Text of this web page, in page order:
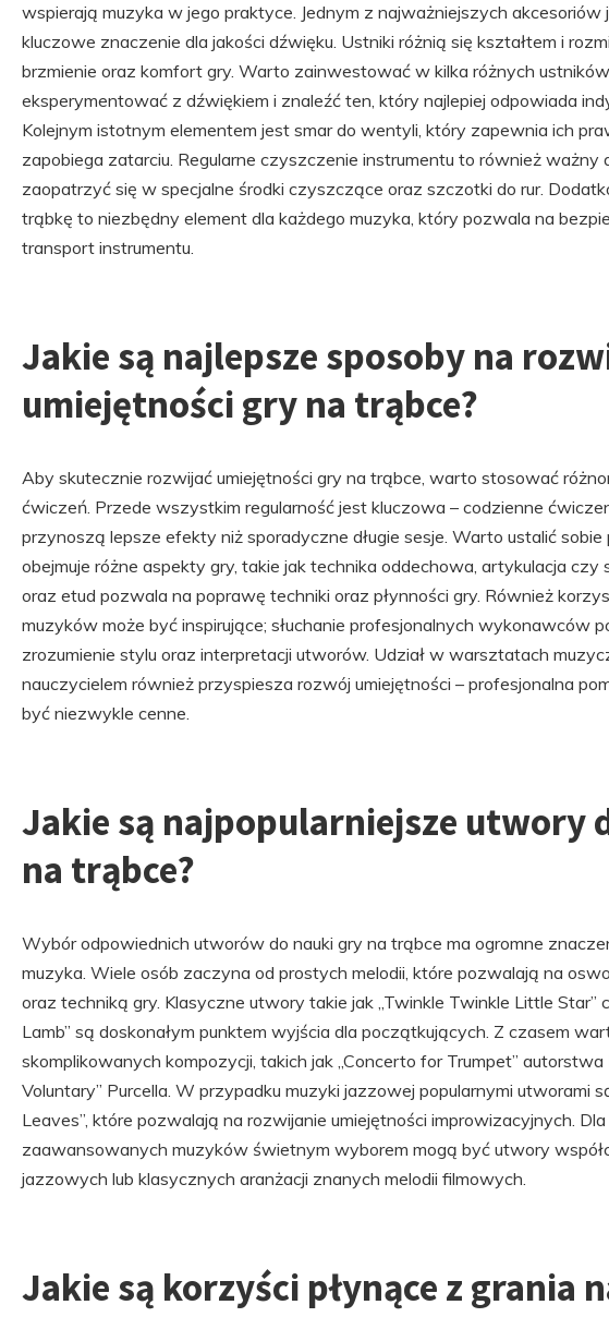
wspierają muzyka w jego praktyce. Jednym z najważniejszych akcesoriów
kluczowe znaczenie dla jakości dźwięku. Ustniki różnią się kształtem i
brzmienie oraz komfort gry. Warto zainwestować w kilka różnych
eksperymentować z dźwiękiem i znaleźć ten, który najlepiej odpowiada
Kolejnym istotnym elementem jest smar do wentyli, który zapewnia ich
zapobiega zatarciu. Regularne czyszczenie instrumentu to również
zaopatrzyć się w specjalne środki czyszczące oraz szczotki do rur.
trąbkę to niezbędny element dla każdego muzyka, który pozwala na
transport instrumentu.
Jakie są najlepsze sposoby na
umiejętności gry na trąbce?
Aby skutecznie rozwijać umiejętności gry na trąbce, warto stosować
ćwiczeń. Przede wszystkim regularność jest kluczowa – codzienne
przynoszą lepsze efekty niż sporadyczne długie sesje. Warto ustalić
obejmuje różne aspekty gry, takie jak technika oddechowa, artykulacja czy
oraz etud pozwala na poprawę techniki oraz płynności gry. Również
muzyków może być inspirujące; słuchanie profesjonalnych wykonawców
zrozumienie stylu oraz interpretacji utworów. Udział w warsztatach
nauczycielem również przyspiesza rozwój umiejętności – profesjonalna
być niezwykle cenne.
Jakie są najpopularniejsze utwory
na trąbce?
Wybór odpowiednich utworów do nauki gry na trąbce ma ogromne
muzyka. Wiele osób zaczyna od prostych melodii, które pozwalają na
oraz techniką gry. Klasyczne utwory takie jak „Twinkle Twinkle Little Star”
Lamb” są doskonałym punktem wyjścia dla początkujących. Z czasem
skomplikowanych kompozycji, takich jak „Concerto for Trumpet”
Voluntary” Purcella. W przypadku muzyki jazzowej popularnymi utworami
Leaves”, które pozwalają na rozwijanie umiejętności improwizacyjnych.
zaawansowanych muzyków świetnym wyborem mogą być utwory
jazzowych lub klasycznych aranżacji znanych melodii filmowych.
Jakie są korzyści płynące z grania